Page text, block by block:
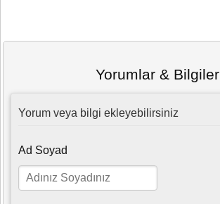
Yorumlar & Bilgiler
Yorum veya bilgi ekleyebilirsiniz
Ad Soyad